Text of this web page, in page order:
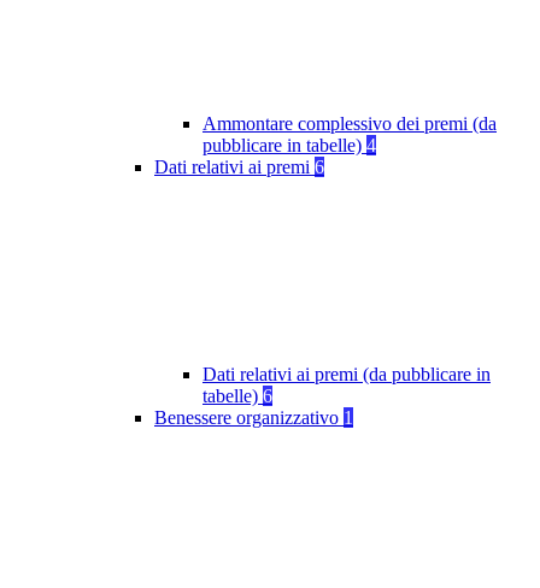
Ammontare complessivo dei premi (da
pubblicare in tabelle) 4
Dati relativi ai premi 6
Dati relativi ai premi (da pubblicare in
tabelle) 6
Benessere organizzativo 1